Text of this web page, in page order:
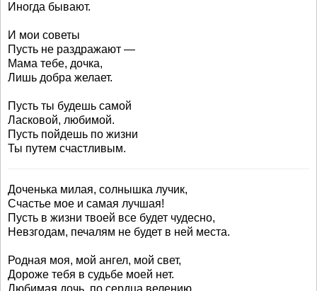
Иногда бывают.
И мои советы
Пусть не раздражают —
Мама тебе, дочка,
Лишь добра желает.
Пусть ты будешь самой
Ласковой, любимой.
Пусть пойдешь по жизни
Ты путем счастливым.
Доченька милая, солнышка лучик,
Счастье мое и самая лучшая!
Пусть в жизни твоей все будет чудесно,
Невзгодам, печалям не будет в ней места.
Родная моя, мой ангел, мой свет,
Дороже тебя в судьбе моей нет.
Любимая дочь, по сердца велению,